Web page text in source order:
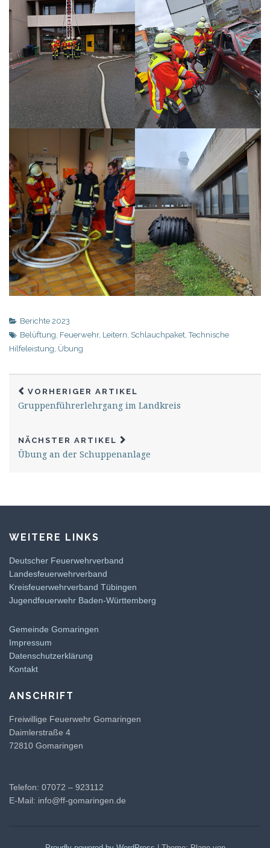
Berichte 2023
Belüftung, Feuerwehr, Leitern, Schlauchpaket,Technische
Hilfeleistung, Übung
VORHERIGER ARTIKEL
Gruppenführerlehrgang im Landkreis
NÄCHSTER ARTIKEL
Übung an der Schuppenanlage
WEITERE LINKS
Deutscher Feuerwehrverband
Landesfeuerwehrverband
Kreisfeuerwehrverband Tübingen
Jugendfeuerwehr Baden-Württemberg
Gemeinde Gomaringen
Impressum
Datenschutzerklärung
Kontakt
ANSCHRIFT
Freiwillige Feuerwehr Gomaringen
Daimlerstraße 4
72810 Gomaringen
Telefon: 07072 – 923112
E-Mail: info@ff-gomaringen.de